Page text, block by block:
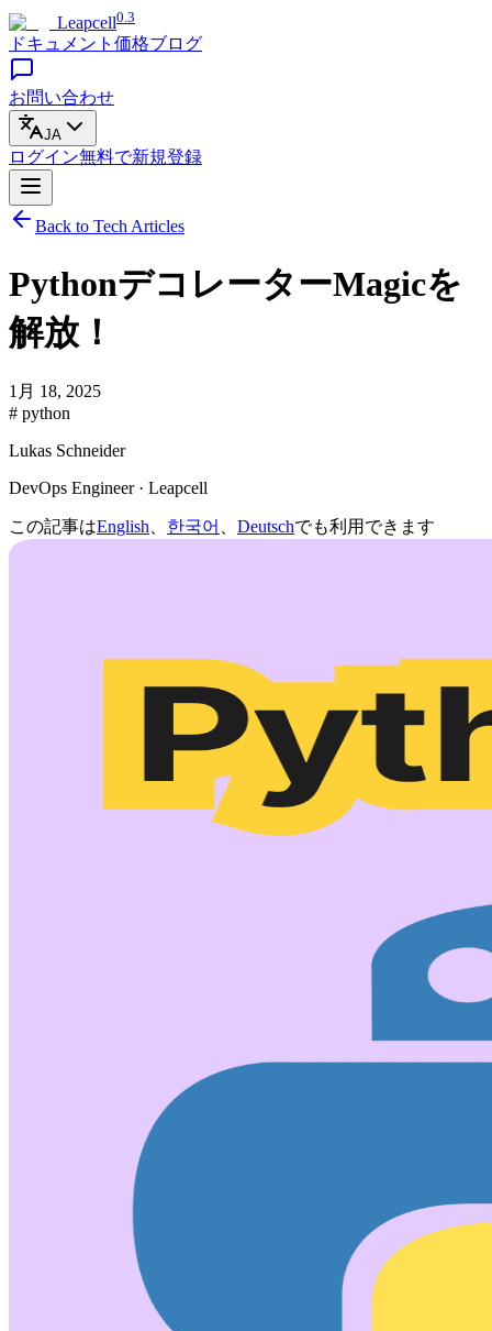
Leapcell0.3
ドキュメント 価格ブログ
お問い合わせ
JA
ログイン無料で新規登録
Back to Tech Articles
PythonデコレーターMagicを
解放！
1月 18, 2025
# python
Lukas Schneider
DevOps Engineer · Leapcell
この記事はEnglish 한국어 Deutschでも利用できます